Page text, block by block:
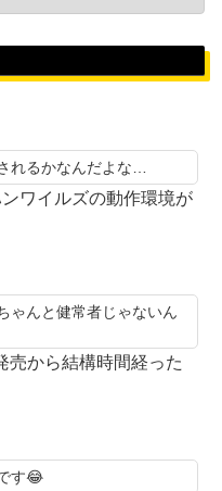
れるかなんだよな…
ワイルズの動作環境が
ゃんと健常者じゃないん
売から結構時間経った
す😂